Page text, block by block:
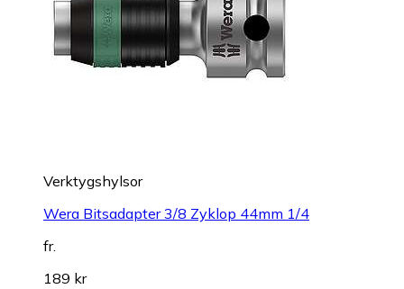
Verktygshylsor
Wera Bitsadapter 3/8 Zyklop 44mm 1/4
fr.
189 kr